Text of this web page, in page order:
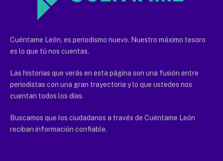
Cuéntame León, es periodismo nuevo. Nuestro máximo tesoro
es lo que tú nos cuentas.
Las historias que verás en esta página son una fusión entre
periodistas con una gran trayectoria y lo que ustedes nos
cuentan todos los días.
Buscamos que los ciudadanos a través de Cuéntame León
reciban información confiable.